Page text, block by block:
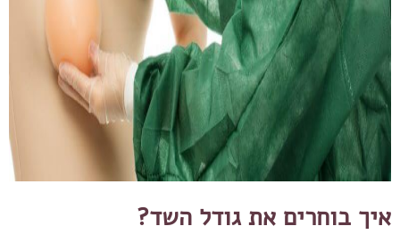
איך בוחרים את גודל השד?